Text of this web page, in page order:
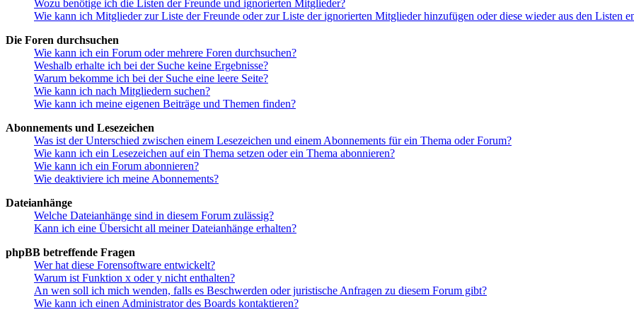
Wozu benötige ich die Listen der Freunde und ignorierten Mitglieder?
Wie kann ich Mitglieder zur Liste der Freunde oder zur Liste der ignorierten Mitglieder hinzufügen oder diese wieder aus den Listen
Die Foren durchsuchen
Wie kann ich ein Forum oder mehrere Foren durchsuchen?
Weshalb erhalte ich bei der Suche keine Ergebnisse?
Warum bekomme ich bei der Suche eine leere Seite?
Wie kann ich nach Mitgliedern suchen?
Wie kann ich meine eigenen Beiträge und Themen finden?
Abonnements und Lesezeichen
Was ist der Unterschied zwischen einem Lesezeichen und einem Abonnements für ein Thema oder Forum?
Wie kann ich ein Lesezeichen auf ein Thema setzen oder ein Thema abonnieren?
Wie kann ich ein Forum abonnieren?
Wie deaktiviere ich meine Abonnements?
Dateianhänge
Welche Dateianhänge sind in diesem Forum zulässig?
Kann ich eine Übersicht all meiner Dateianhänge erhalten?
phpBB betreffende Fragen
Wer hat diese Forensoftware entwickelt?
Warum ist Funktion x oder y nicht enthalten?
An wen soll ich mich wenden, falls es Beschwerden oder juristische Anfragen zu diesem Forum gibt?
Wie kann ich einen Administrator des Boards kontaktieren?